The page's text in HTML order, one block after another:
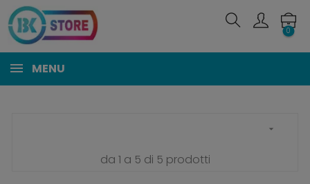
0
MENU

da 1 a 5 di 5 prodotti